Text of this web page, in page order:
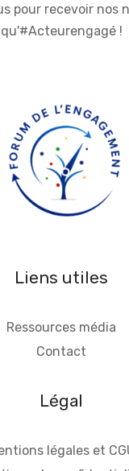
pour recevoir nos
qu'#Acteurengagé !
Liens utiles
Ressources média
Contact
Légal
légales et